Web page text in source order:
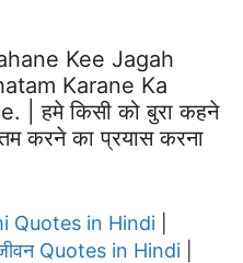
Kee Jagah
Karane Ka
| हमे किसी को बुरा कहने
करने का प्रयास करना
Quotes in Hindi
Quotes in Hindi